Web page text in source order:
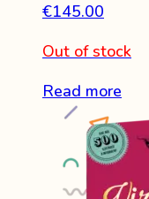
€145.00
Out of stock
Read more